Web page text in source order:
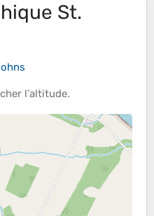
St.
l’altitude.